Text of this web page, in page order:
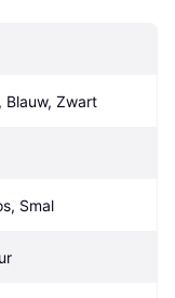
Blauw, Zwart
Smal